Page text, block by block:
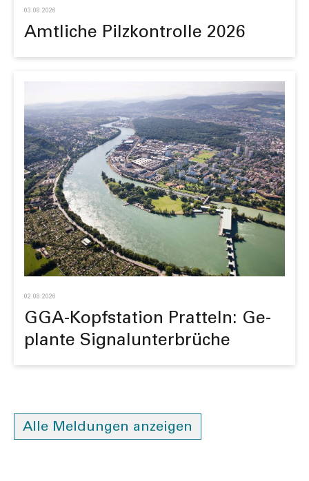
03.08.2026
Amt­liche Pilz­kontrolle 2026
02.08.2026
GGA-Kopf­station Pratteln: Ge­
plan­te Signal­unter­brüche
Alle Meldungen anzeigen